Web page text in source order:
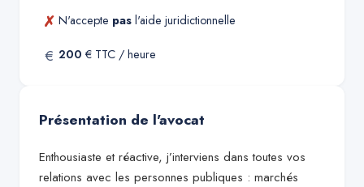
✗ N'accepte pas l'aide juridictionnelle
€ 200 € TTC / heure
Présentation de l'avocat
Enthousiaste et réactive, j’interviens dans toutes vos
relations avec les personnes publiques : marchés